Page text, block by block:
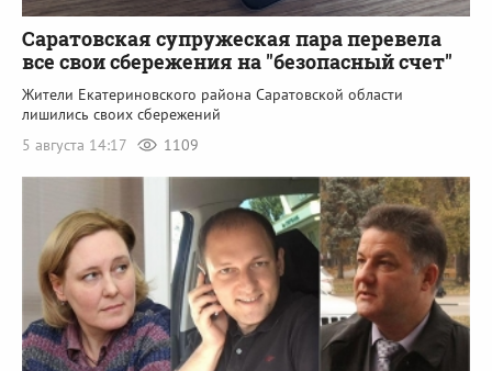
Саратовская супружеская пара перевела
все свои сбережения на "безопасный счет"
Жители Екатериновского района Саратовской области
лишились своих сбережений
5 августа 14:17
1109